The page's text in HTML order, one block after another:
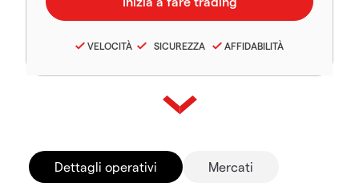
VELOCITÀ SICUREZZA AFFIDABILITÀ
Dettagli operativi Mercati